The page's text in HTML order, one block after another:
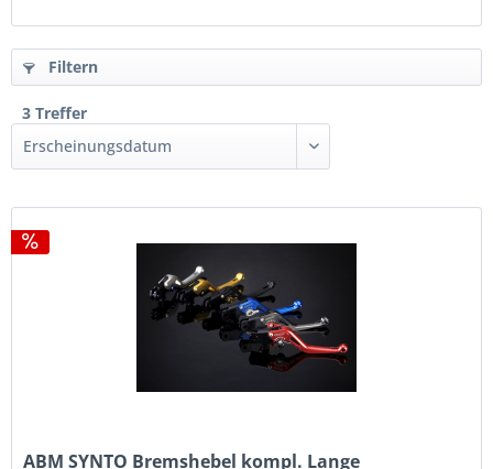
Filtern
3 Treffer
ABM SYNTO Bremshebel kompl. Lange